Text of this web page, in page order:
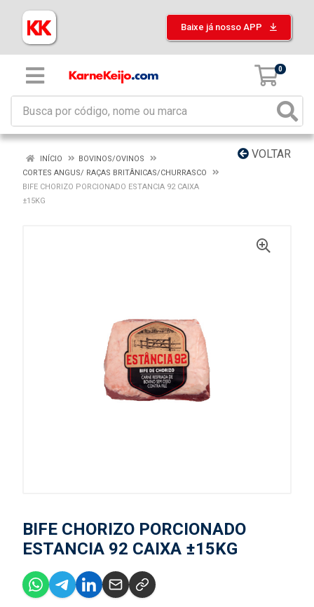
Baixe já nosso APP
0
VOLTAR
INÍCIO
BOVINOS/OVINOS
CORTES ANGUS/ RAÇAS BRITÂNICAS/CHURRASCO
BIFE CHORIZO PORCIONADO ESTANCIA 92 CAIXA
±15KG
BIFE CHORIZO PORCIONADO
ESTANCIA 92 CAIXA ±15KG